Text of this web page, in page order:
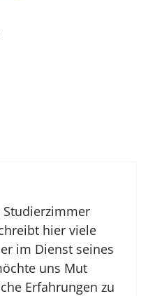
hier viele
im Dienst seines
uns Mut
Erfahrungen zu